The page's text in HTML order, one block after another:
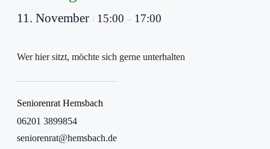
11. November / 15:00 – 17:00
Wer hier sitzt, möchte sich gerne unterhalten
Seniorenrat Hemsbach
06201 3899854
seniorenrat@hemsbach.de